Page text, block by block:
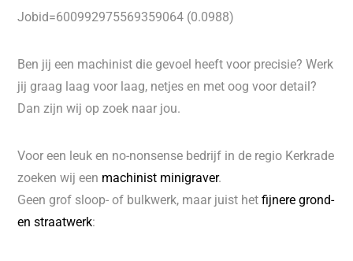
Jobid=600992975569359064 (0.0988)
Ben jij een machinist die gevoel heeft voor precisie? Werk
jij graag laag voor laag, netjes en met oog voor detail?
Dan zijn wij op zoek naar jou.
Voor een leuk en no-nonsense bedrijf in de regio Kerkrade
zoeken wij een machinist minigraver.
Geen grof sloop- of bulkwerk, maar juist hetfijnere grond-
en straatwerk: